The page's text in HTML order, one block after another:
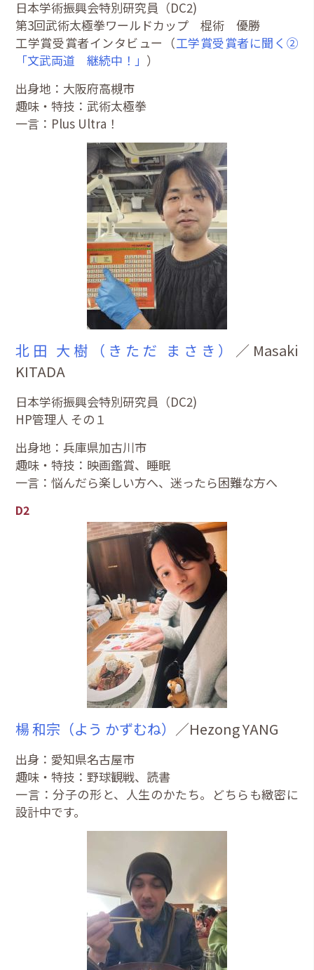
日本学術振興会特別研究員（DC2)
第3回武術太極拳ワールドカップ 棍術 優勝
工学賞受賞者インタビュー（工学賞受賞者に聞く②
「文武両道 継続中！」 ）
出身地：大阪府高槻市
趣味・特技：武術太極拳
一言：Plus Ultra！
北田 大樹（きただ まさき）
／Masaki
KITADA
日本学術振興会特別研究員（DC2)
HP管理人 その１
出身地：兵庫県加古川市
趣味・特技：映画鑑賞、睡眠
一言：悩んだら楽しい方へ、迷ったら困難な方へ
D2
楊 和宗（よう かずむね） ／Hezong YANG
出身：愛知県名古屋市
趣味・特技：野球観戦、読書
一言：分子の形と、人生のかたち。どちらも緻密に
設計中です。